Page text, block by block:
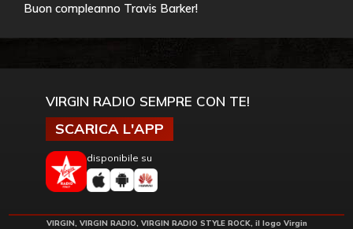
Buon compleanno Travis Barker!
VIRGIN RADIO SEMPRE CON TE!
SCARICA L'APP
disponibile su
VIRGIN, VIRGIN RADIO, VIRGIN RADIO STYLE ROCK, il logo Virgin